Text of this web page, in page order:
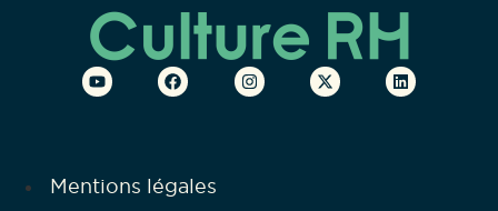
Mentions légales